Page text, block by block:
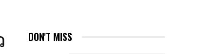
DON'T MISS